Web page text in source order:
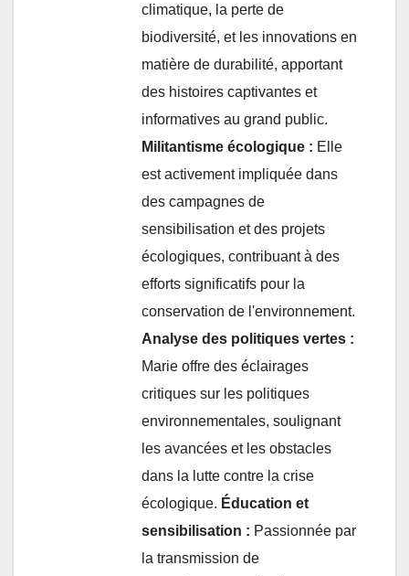
climatique, la perte de
biodiversité, et les innovations en
matière de durabilité, apportant
des histoires captivantes et
informatives au grand public.
Militantisme écologique : Elle
est activement impliquée dans
des campagnes de
sensibilisation et des projets
écologiques, contribuant à des
efforts significatifs pour la
conservation de l'environnement.
Analyse des politiques vertes :
Marie offre des éclairages
critiques sur les politiques
environnementales, soulignant
les avancées et les obstacles
dans la lutte contre la crise
écologique. Éducation et
sensibilisation : Passionnée par
la transmission de